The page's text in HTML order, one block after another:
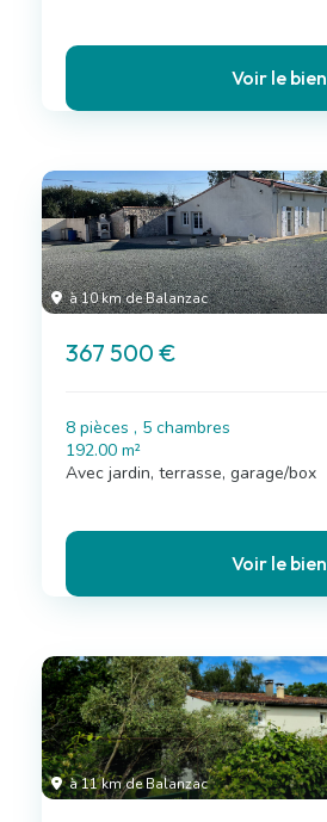
Voir le bien
à 10 km de Balanzac
367 500 €
8 pièces , 5 chambres
192.00 m²
Avec jardin, terrasse, garage/box
Voir le bien
à 11 km de Balanzac